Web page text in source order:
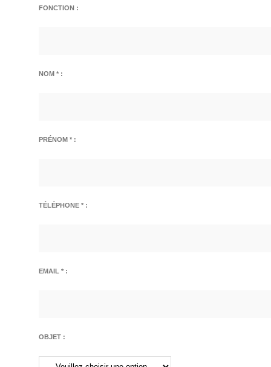
FONCTION :
NOM * :
PRÉNOM * :
TÉLÉPHONE * :
EMAIL * :
OBJET :